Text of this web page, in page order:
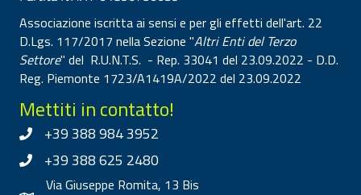
Associazione iscritta ai sensi e per gli effetti dell'art. 22
D.Lgs. 117/2017 nella Sezione "Altri Enti del Terzo
Settore" del R.U.N.T.S. - Rep. 33041 del 23.09.2022 - D.D.
Reg. Piemonte 1723/A1419A/2022 del 23.09.2022
Mettiti in contatto!
+39 388 984 3952
+39 388 625 2480
Via Giuseppe Romita, 13 Bis